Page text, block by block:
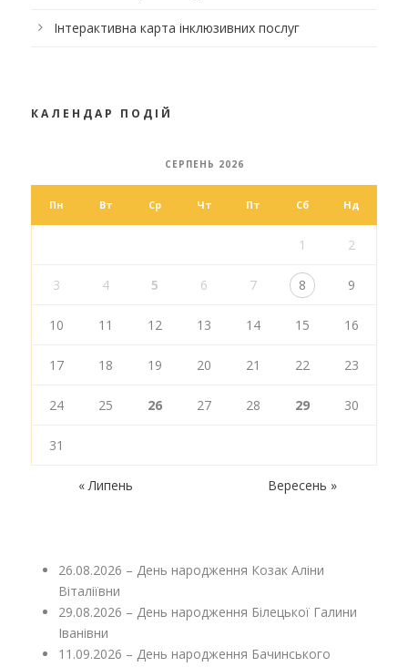
Інтерактивна карта інклюзивних послуг
КАЛЕНДАР ПОДІЙ
СЕРПЕНЬ 2026
Пн Вт Ср Чт Пт Сб Нд
1 2
3 4 5 6 7 8 9
10 11 12 13 14 15 16
17 18 19 20 21 22 23
24 25 26 27 28 29 30
31
« Липень Вересень »
26.08.2026 – День народження Козак Аліни
Віталіївни
29.08.2026 – День народження Білецької Галини
Іванівни
11.09.2026 – День народження Бачинського